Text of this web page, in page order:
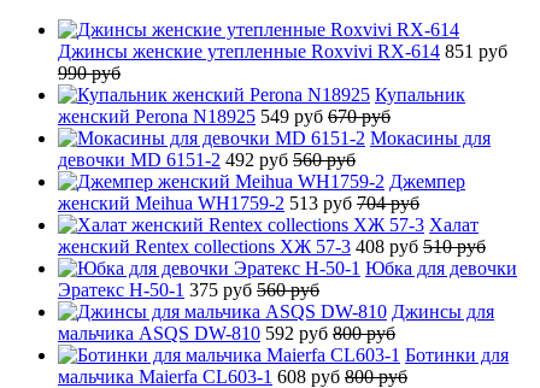
Джинсы женские утепленные Roxvivi RX-614 851 руб
990 руб
Купальник
женский Perona N18925 549 руб 670 руб
Мокасины для
девочки MD 6151-2 492 руб 560 руб
Джемпер
женский Meihua WH1759-2 513 руб 704 руб
Халат
женский Rentex collections ХЖ 57-3 408 руб 510 руб
Юбка для девочки
Эратекс H-50-1 375 руб 560 руб
Джинсы для
мальчика ASQS DW-810 592 руб 800 руб
Ботинки для
мальчика Maierfa CL603-1 608 руб 800 руб